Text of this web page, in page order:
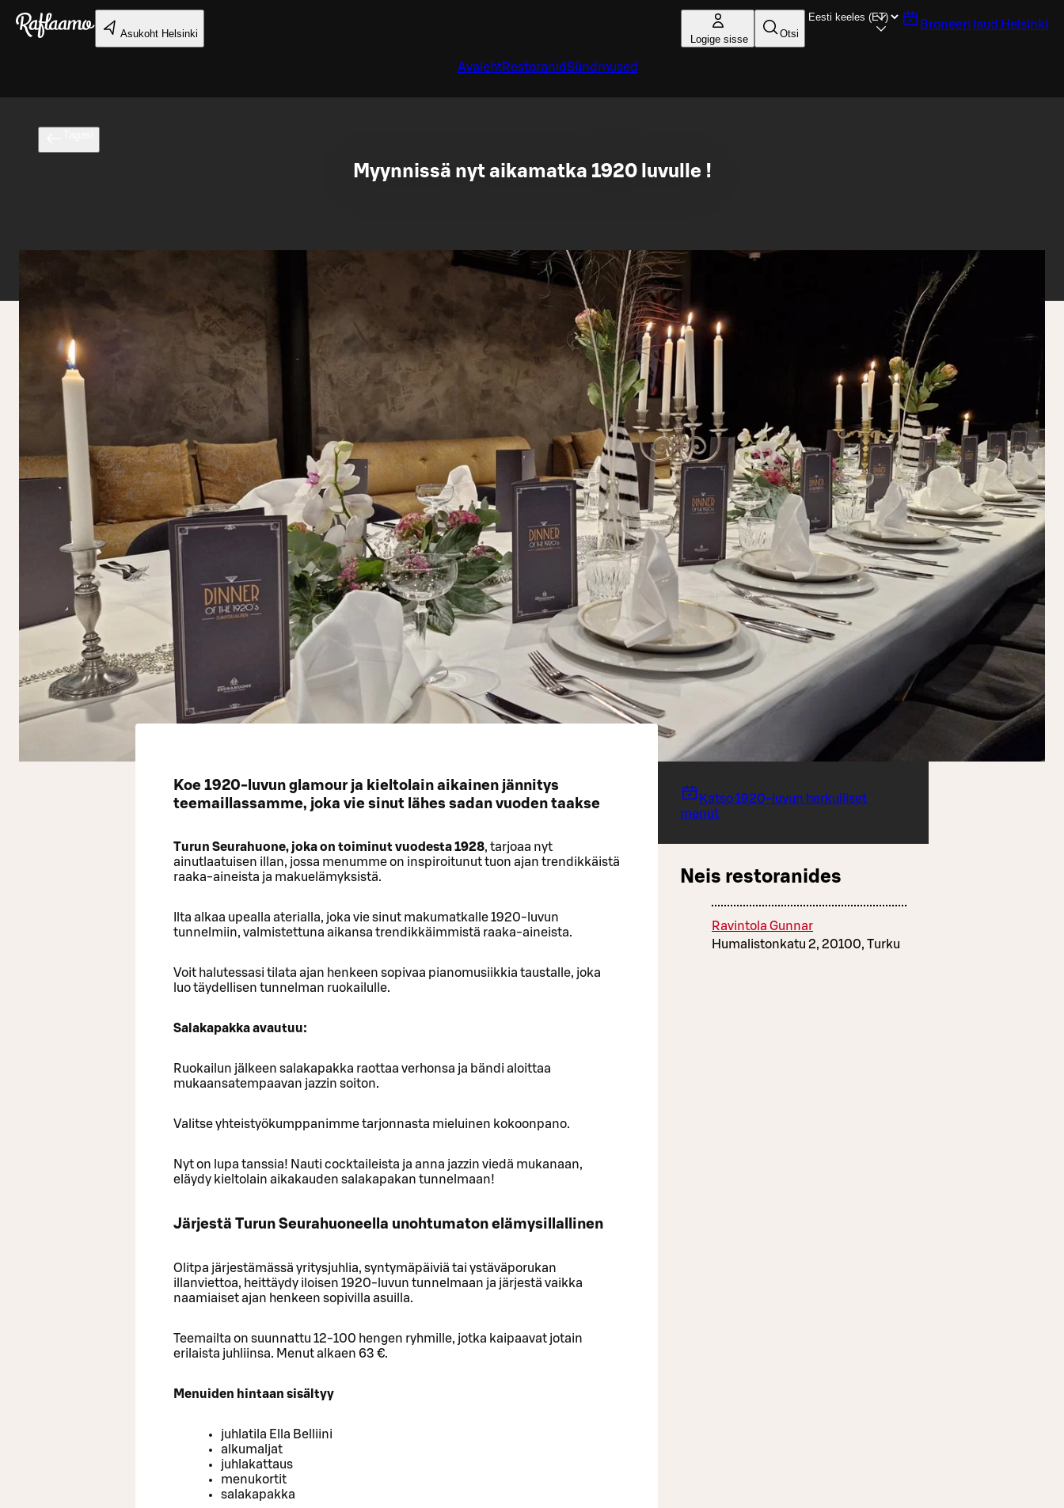
Liigu peamise sisu juurde
Asukoht Helsinki Logige sisse Otsi
Broneeri laud Helsinki
AvalehtRestoranidSündmused
Myynnissä nyt aikamatka 1920 luvulle !
Koe 1920-luvun glamour ja kieltolain aikainen jännitys
teemaillassamme, joka vie sinut lähes sadan vuoden taakse
Turun Seurahuone, joka on toiminut vuodesta 1928, tarjoaa nyt
ainutlaatuisen illan, jossa menumme on inspiroitunut tuon ajan trendikkäistä
raaka-aineista ja makuelämyksistä.
Ilta alkaa upealla aterialla, joka vie sinut makumatkalle 1920-luvun
tunnelmiin, valmistettuna aikansa trendikkäimmistä raaka-aineista.
Voit halutessasi tilata ajan henkeen sopivaa pianomusiikkia taustalle, joka
luo täydellisen tunnelman ruokailulle.
Salakapakka avautuu:
Ruokailun jälkeen salakapakka raottaa verhonsa ja bändi aloittaa
mukaansatempaavan jazzin soiton.
Valitse yhteistyökumppanimme tarjonnasta mieluinen kokoonpano.
Nyt on lupa tanssia! Nauti cocktaileista ja anna jazzin viedä mukanaan,
eläydy kieltolain aikakauden salakapakan tunnelmaan!
Järjestä Turun Seurahuoneella unohtumaton elämysillallinen
Olitpa järjestämässä yritysjuhlia, syntymäpäiviä tai ystäväporukan
illanviettoa, heittäydy iloisen 1920-luvun tunnelmaan ja järjestä vaikka
naamiaiset ajan henkeen sopivilla asuilla.
Teemailta on suunnattu 12-100 hengen ryhmille, jotka kaipaavat jotain
erilaista juhliinsa. Menut alkaen 63 €.
Menuiden hintaan sisältyy
juhlatila Ella Belliini
alkumaljat
juhlakattaus
menukortit
salakapakka
Katso 1920-luvun herkulliset
menut
Neis restoranides
Ravintola Gunnar
Humalistonkatu 2, 20100, Turku